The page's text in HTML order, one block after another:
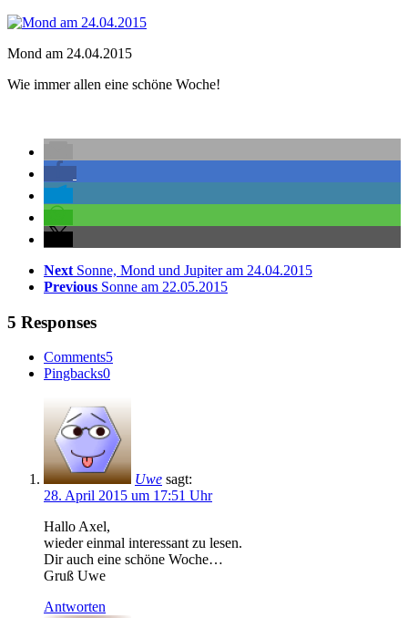
Mond am 24.04.2015
Wie immer allen eine schöne Woche!
Next Sonne, Mond und Jupiter am 24.04.2015
Previous Sonne am 22.05.2015
5 Responses
Comments5
Pingbacks0
Uwe sagt:
28. April 2015 um 17:51 Uhr
Hallo Axel,
wieder einmal interessant zu lesen.
Dir auch eine schöne Woche…
Gruß Uwe
Antworten